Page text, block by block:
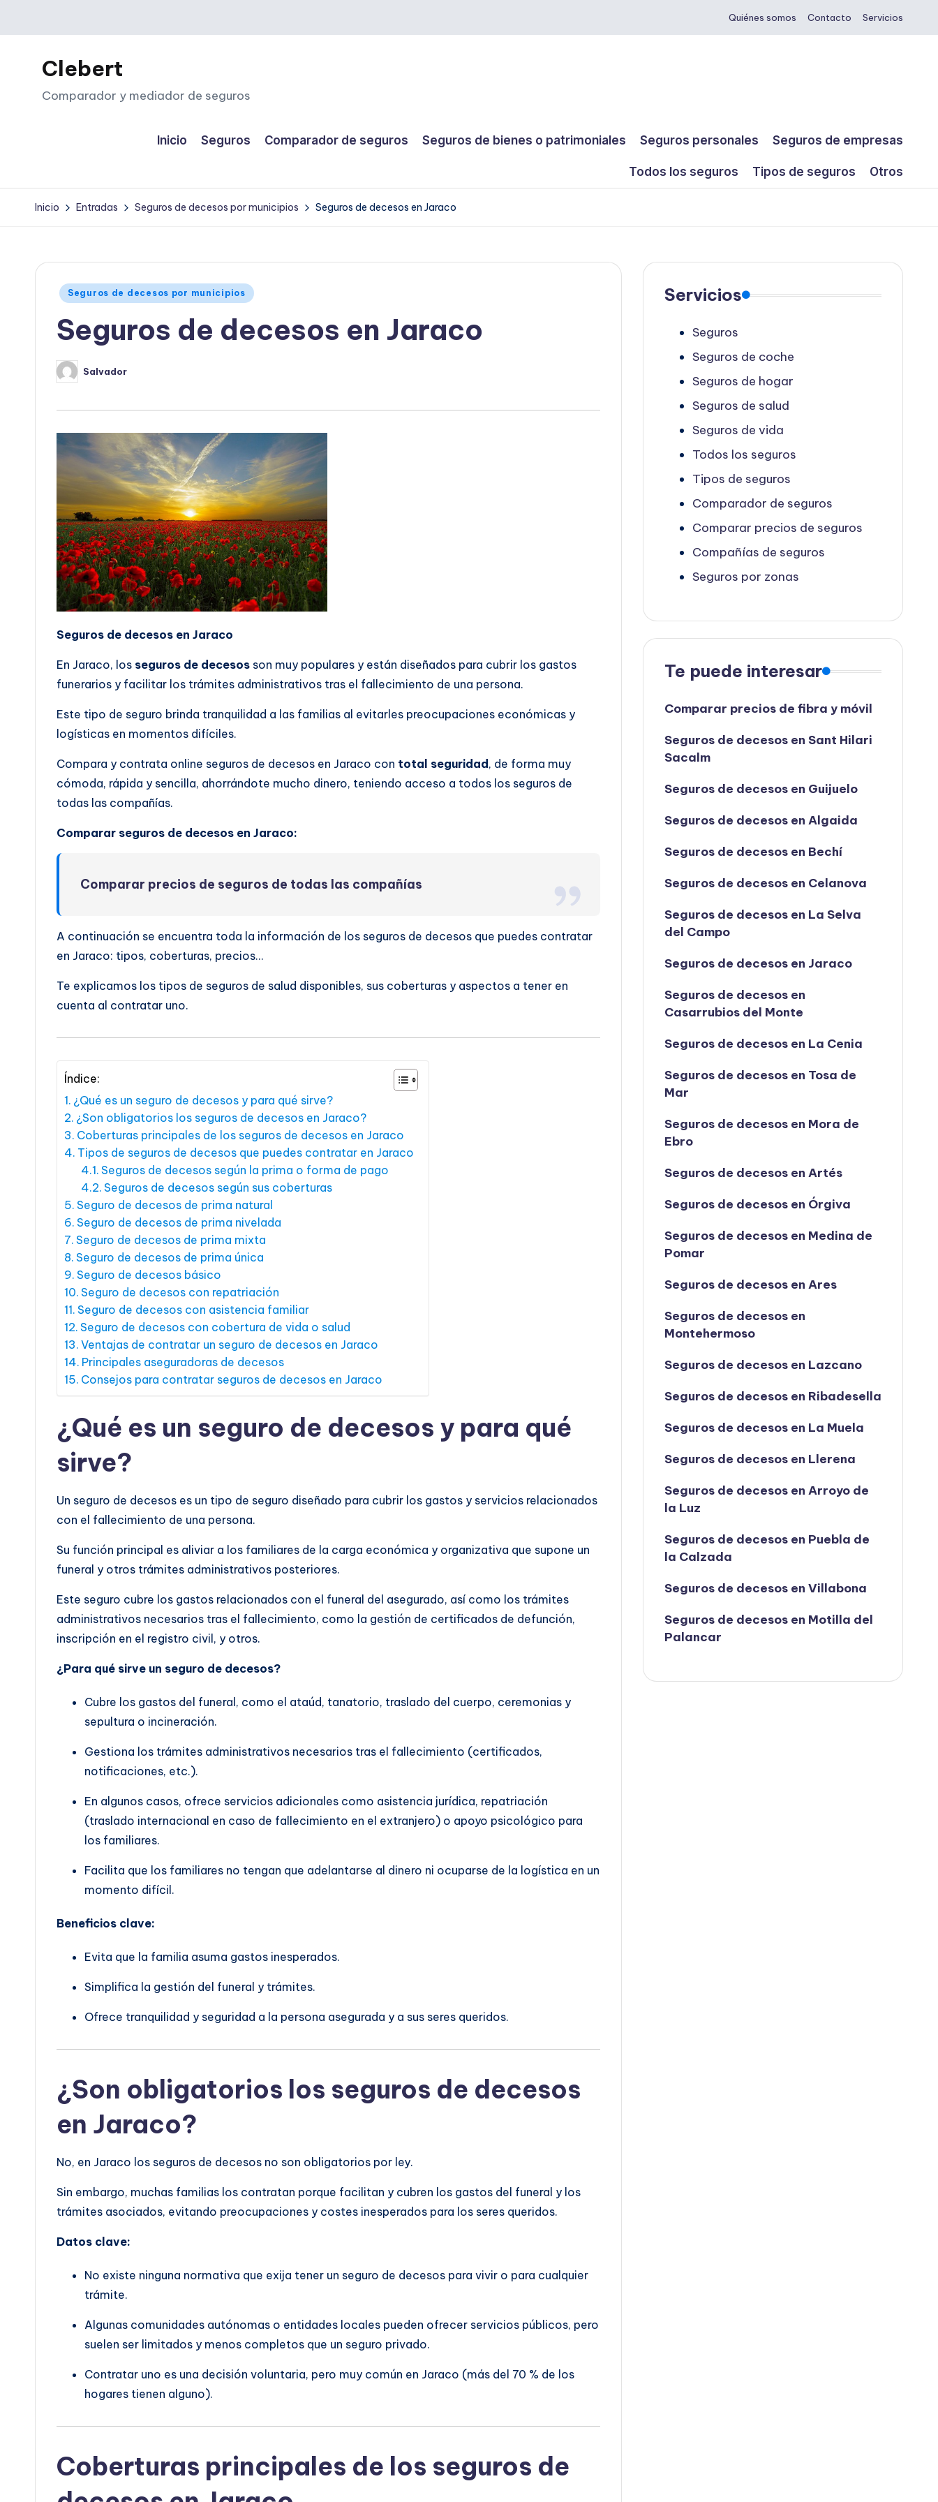
Saltar
contenido
Quiénes somos Contacto Servicios
Clebert
Comparador y mediador de seguros
Inicio Seguros Comparador de seguros Seguros de bienes o patrimoniales Seguros personales Seguros de empresas
Todos los seguros Tipos de seguros Otros
Inicio Entradas Seguros de decesos por municipios Seguros de decesos en Jaraco
Publicado
Seguros de decesos por municipios
Seguros de decesos en Jaraco
Publicado
por
Salvador
Seguros de decesos en Jaraco
En Jaraco, los seguros de decesos son muy populares y están diseñados para cubrir los gastos
funerarios y facilitar los trámites administrativos tras el fallecimiento de una persona.
Este tipo de seguro brinda tranquilidad a las familias al evitarles preocupaciones económicas y
logísticas en momentos difíciles.
Compara y contrata online seguros de decesos en Jaraco con total seguridad, de forma muy
cómoda, rápida y sencilla, ahorrándote mucho dinero, teniendo acceso a todos los seguros de
todas las compañías.
Comparar seguros de decesos en Jaraco:
Comparar precios de seguros de todas las compañías
A continuación se encuentra toda la información de los seguros de decesos que puedes contratar
en Jaraco: tipos, coberturas, precios…
Te explicamos los tipos de seguros de salud disponibles, sus coberturas y aspectos a tener en
cuenta al contratar uno.
Índice:
¿Qué es un seguro de decesos y para qué sirve?
¿Son obligatorios los seguros de decesos en Jaraco?
Coberturas principales de los seguros de decesos en Jaraco
Tipos de seguros de decesos que puedes contratar en Jaraco
Seguros de decesos según la prima o forma de pago
Seguros de decesos según sus coberturas
Seguro de decesos de prima natural
Seguro de decesos de prima nivelada
Seguro de decesos de prima mixta
Seguro de decesos de prima única
Seguro de decesos básico
Seguro de decesos con repatriación
Seguro de decesos con asistencia familiar
Seguro de decesos con cobertura de vida o salud
Ventajas de contratar un seguro de decesos en Jaraco
Principales aseguradoras de decesos
Consejos para contratar seguros de decesos en Jaraco
¿Qué es un seguro de decesos y para qué
sirve?
Un seguro de decesos es un tipo de seguro diseñado para cubrir los gastos y servicios relacionados
con el fallecimiento de una persona.
Su función principal es aliviar a los familiares de la carga económica y organizativa que supone un
funeral y otros trámites administrativos posteriores.
Este seguro cubre los gastos relacionados con el funeral del asegurado, así como los trámites
administrativos necesarios tras el fallecimiento, como la gestión de certificados de defunción,
inscripción en el registro civil, y otros.
¿Para qué sirve un seguro de decesos?
Cubre los gastos del funeral, como el ataúd, tanatorio, traslado del cuerpo, ceremonias y
sepultura o incineración.
Gestiona los trámites administrativos necesarios tras el fallecimiento (certificados,
notificaciones, etc.).
En algunos casos, ofrece servicios adicionales como asistencia jurídica, repatriación
(traslado internacional en caso de fallecimiento en el extranjero) o apoyo psicológico para
los familiares.
Facilita que los familiares no tengan que adelantarse al dinero ni ocuparse de la logística en un
momento difícil.
Beneficios clave:
Evita que la familia asuma gastos inesperados.
Simplifica la gestión del funeral y trámites.
Ofrece tranquilidad y seguridad a la persona asegurada y a sus seres queridos.
¿Son obligatorios los seguros de decesos
en Jaraco?
No, en Jaraco los seguros de decesos no son obligatorios por ley.
Sin embargo, muchas familias los contratan porque facilitan y cubren los gastos del funeral y los
trámites asociados, evitando preocupaciones y costes inesperados para los seres queridos.
Datos clave:
No existe ninguna normativa que exija tener un seguro de decesos para vivir o para cualquier
trámite.
Algunas comunidades autónomas o entidades locales pueden ofrecer servicios públicos, pero
suelen ser limitados y menos completos que un seguro privado.
Contratar uno es una decisión voluntaria, pero muy común en Jaraco (más del 70 % de los
hogares tienen alguno).
Coberturas principales de los seguros de
Servicios
Seguros
Seguros de coche
Seguros de hogar
Seguros de salud
Seguros de vida
Todos los seguros
Tipos de seguros
Comparador de seguros
Comparar precios de seguros
Compañías de seguros
Seguros por zonas
Te puede interesar
Comparar precios de fibra y móvil
Seguros de decesos en Sant Hilari
Sacalm
Seguros de decesos en Guijuelo
Seguros de decesos en Algaida
Seguros de decesos en Bechí
Seguros de decesos en Celanova
Seguros de decesos en La Selva
del Campo
Seguros de decesos en Jaraco
Seguros de decesos en
Casarrubios del Monte
Seguros de decesos en La Cenia
Seguros de decesos en Tosa de
Mar
Seguros de decesos en Mora de
Ebro
Seguros de decesos en Artés
Seguros de decesos en Órgiva
Seguros de decesos en Medina de
Pomar
Seguros de decesos en Ares
Seguros de decesos en
Montehermoso
Seguros de decesos en Lazcano
Seguros de decesos en Ribadesella
Seguros de decesos en La Muela
Seguros de decesos en Llerena
Seguros de decesos en Arroyo de
la Luz
Seguros de decesos en Puebla de
la Calzada
Seguros de decesos en Villabona
Seguros de decesos en Motilla del
Palancar